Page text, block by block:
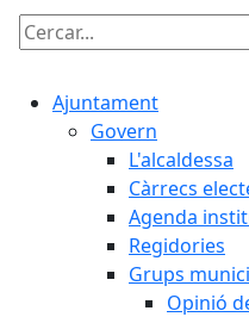
Cercar:
Ajuntament
Govern
L'alcaldessa
Càrrecs
Agenda
Regidories
Grups
Opinió